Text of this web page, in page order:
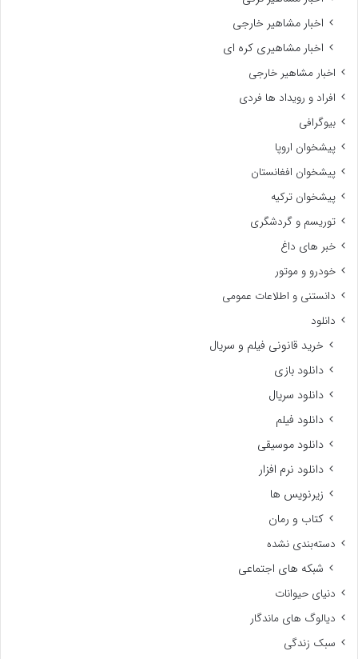
اخبار مشاهیر خارجی
اخبار مشاهیری کره ای
اخبار مشاهیر خارجی
افراد و رویداد ها فردی
بیوگرافی
پیشخوان اروپا
پیشخوان افغانستان
پیشخوان ترکیه
توریسم و گردشگری
خبر های داغ
خودرو و موتور
دانستنی و اطلاعات عمومی
دانلود
خرید قانونی فیلم و سریال
دانلود بازی
دانلود سریال
دانلود فیلم
دانلود موسیقی
دانلود نرم افزار
زیرنویس ها
کتاب و رمان
دسته‌بندی نشده
شبکه های اجتماعی
دنیای حیوانات
دیالوگ های ماندگار
سبک زندگی